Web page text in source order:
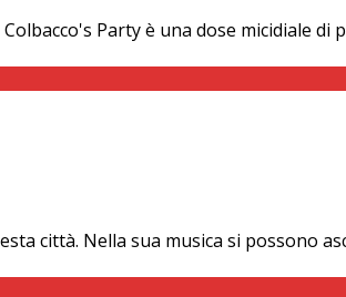
Party è una dose micidiale di
città. Nella sua musica si possono